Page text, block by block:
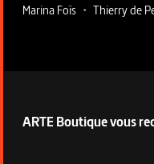
Marina Foïs • Thierry de
ARTE Boutique vous